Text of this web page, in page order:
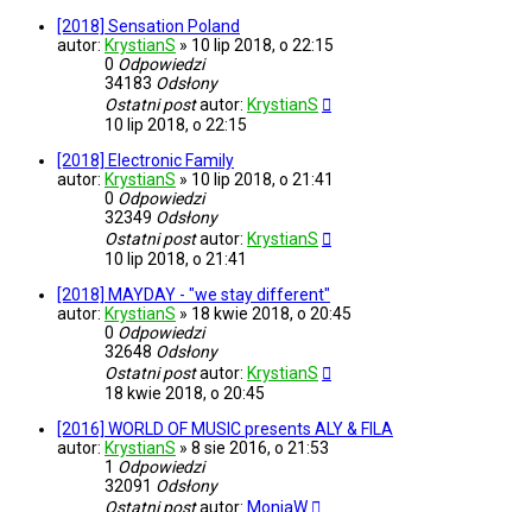
[2018] Sensation Poland
autor: KrystianS » 10 lip 2018, o 22:15
0 Odpowiedzi
34183 Odsłony
Ostatni postautor: KrystianS
10 lip 2018, o 22:15
[2018] Electronic Family
autor: KrystianS » 10 lip 2018, o 21:41
0 Odpowiedzi
32349 Odsłony
Ostatni postautor: KrystianS
10 lip 2018, o 21:41
[2018] MAYDAY - "we stay different"
autor: KrystianS » 18 kwie 2018, o 20:45
0 Odpowiedzi
32648 Odsłony
Ostatni postautor: KrystianS
18 kwie 2018, o 20:45
[2016] WORLD OF MUSIC presents ALY & FILA
autor: KrystianS » 8 sie 2016, o 21:53
1 Odpowiedzi
32091 Odsłony
Ostatni postautor: MoniaW